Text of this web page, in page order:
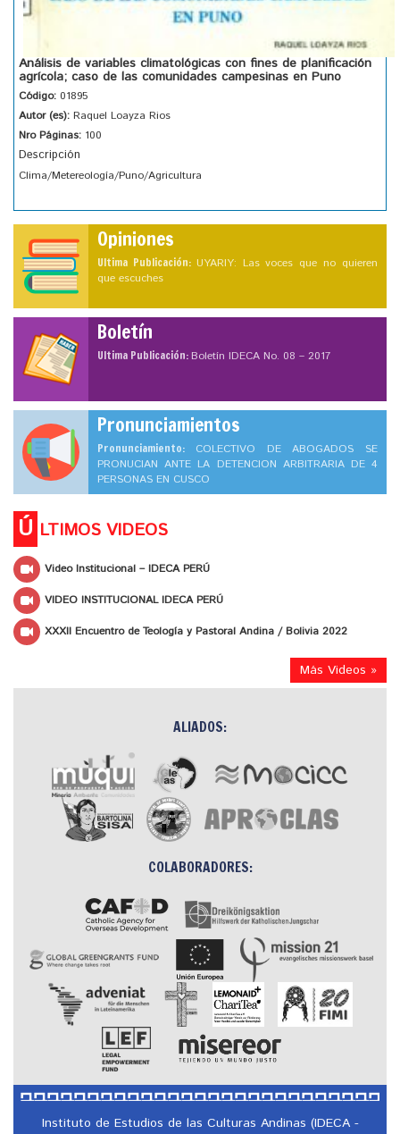
Análisis de variables climatológicas con fines de planificación
agrícola; caso de las comunidades campesinas en Puno
Código: 01895
Autor (es): Raquel Loayza Rios
Nro Páginas: 100
Descripción
Clima/Metereología/Puno/Agricultura
Opiniones
Ultima Publicación: UYARIY: Las voces que no quieren
que escuches
Boletín
Ultima Publicación:Boletín IDECA No. 08 – 2017
Pronunciamientos
Pronunciamiento: COLECTIVO DE ABOGADOS SE
PRONUCIAN ANTE LA DETENCION ARBITRARIA DE 4
PERSONAS EN CUSCO
Ú LTIMOS VIDEOS
Video Institucional – IDECA PERÚ
VIDEO INSTITUCIONAL IDECA PERÚ
XXXII Encuentro de Teología y Pastoral Andina / Bolivia 2022
Más Videos »
ALIADOS:
COLABORADORES:
Instituto de Estudios de las Culturas Andinas (IDECA -